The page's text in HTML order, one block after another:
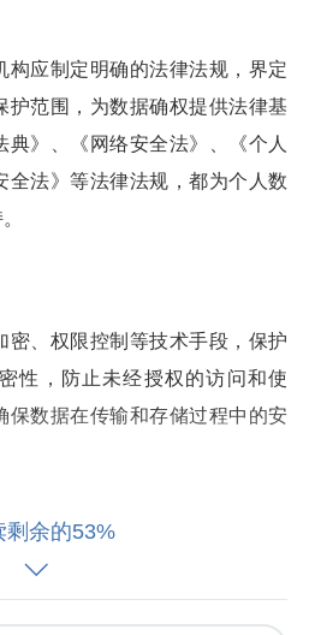
构应制定明确的法律法规，界定
护范围，为数据确权提供法律基
》、《网络安全法》、《个人
全法》等法律法规，都为个人数
密、权限控制等技术手段，保护
性，防止未经授权的访问和使
保数据在传输和存储过程中的安
数据使用者之间应签订明确的合
剩余的53%